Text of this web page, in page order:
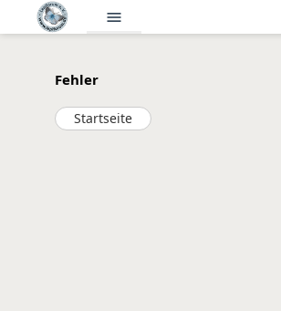
menu
Fehler
Startseite